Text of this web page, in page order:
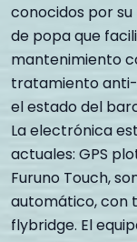
conocidos por
de popa que
mantenimiento
tratamiento anti-
el estado del
La electrónica
actuales: GPS
Furuno Touch,
automático, con
flybridge. El